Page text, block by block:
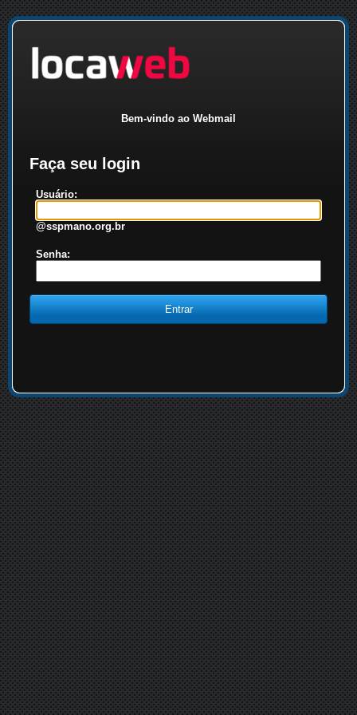
Bem-vindo ao Webmail
Faça seu login
Usuário:
@sspmano.org.br
Senha: